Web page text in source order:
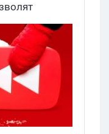
другом в